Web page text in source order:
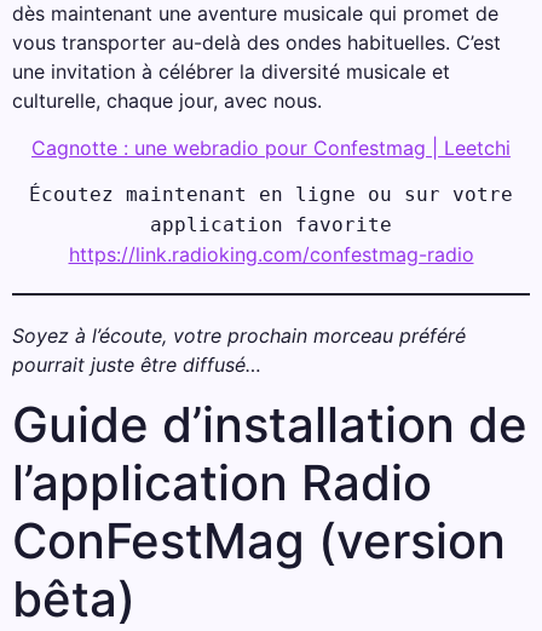
dès maintenant une aventure musicale qui promet de
vous transporter au-delà des ondes habituelles. C’est
une invitation à célébrer la diversité musicale et
culturelle, chaque jour, avec nous.
Cagnotte : une webradio pour Confestmag | Leetchi
Écoutez maintenant en ligne ou sur votre
application favorite
https://link.radioking.com/confestmag-radio
Soyez à l’écoute, votre prochain morceau préféré
pourrait juste être diffusé…
Guide d’installation de
l’application Radio
ConFestMag (version
bêta)